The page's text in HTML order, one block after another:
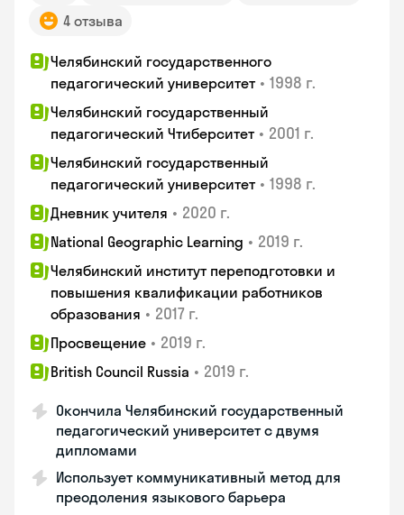
4 отзыва
Челябинский государственного
педагогический университет • 1998 г.
Челябинский государственный
педагогический Чтиберситет • 2001 г.
Челябинский государственный
педагогический университет • 1998 г.
Дневник учителя • 2020 г.
National Geographic Learning • 2019 г.
Челябинский институт переподготовки и
повышения квалификации работников
образования • 2017 г.
Просвещение • 2019 г.
British Council Russia • 2019 г.
Окончила Челябинский государственный
педагогический университет с двумя
дипломами
Использует коммуникативный метод для
преодоления языкового барьера